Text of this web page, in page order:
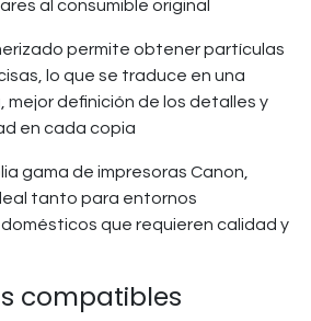
al consumible original
permite obtener partículas
lo que se traduce en una
mejor definición de los detalles y
en cada copia
gama de impresoras Canon,
tanto para entornos
que requieren calidad y
compatibles